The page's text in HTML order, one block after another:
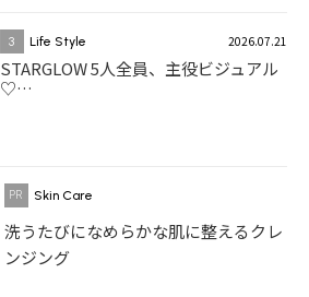
3 Life Style 2026.07.21
STARGLOW 5人全員、主役ビジュアル
♡…
Skin Care
洗うたびになめらかな肌に整えるクレ
ンジング